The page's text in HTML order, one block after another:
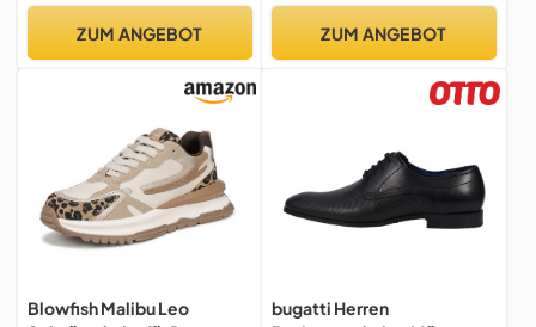
ZUM ANGEBOT ZUM ANGEBOT
Blowfish Malibu Leo
bugatti Herren